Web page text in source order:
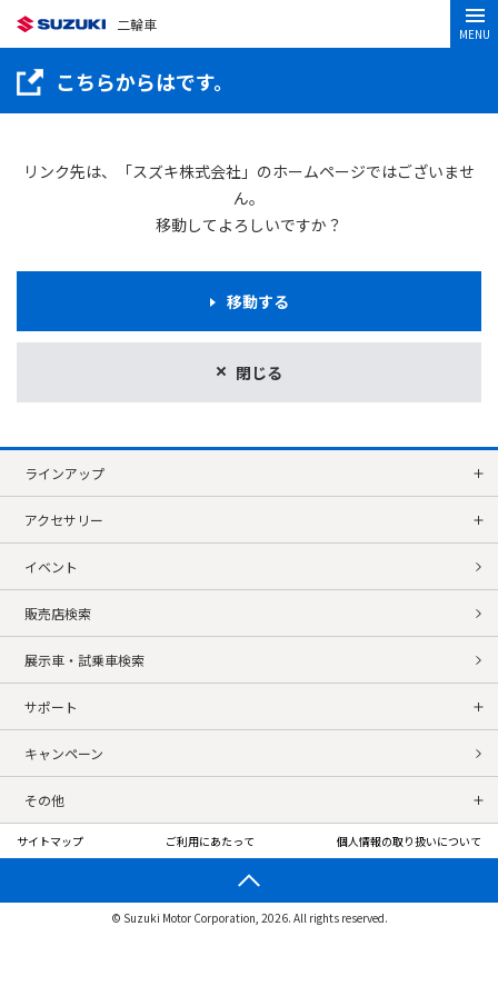
二輪車
MENU
こちらからはです。
リンク先は、「スズキ株式会社」のホームページではございませ
ん。
移動してよろしいですか？
閉じる
移動する
ラインアップ
アクセサリー
イベント
販売店検索
展示車・試乗車検索
サポート
キャンペーン
その他
サイトマップ ご利用にあたって 個人情報の取り扱いについて
© Suzuki Motor Corporation, 2026. All rights reserved.